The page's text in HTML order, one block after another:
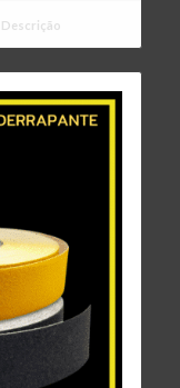
Descrição